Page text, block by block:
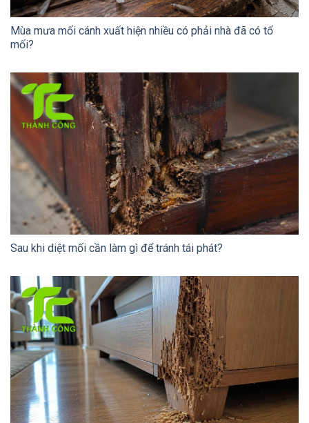
Mùa mưa mối cánh xuất hiện nhiều có phải nhà đã có tổ
mối?
Sau khi diệt mối cần làm gì để tránh tái phát?